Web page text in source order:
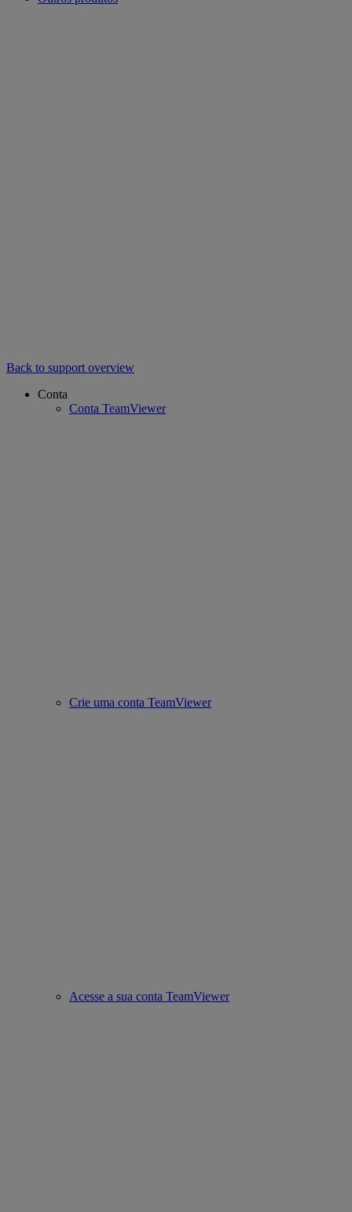
Back to support overview
Conta
Conta TeamViewer
Crie uma conta TeamViewer
Acesse a sua conta TeamViewer